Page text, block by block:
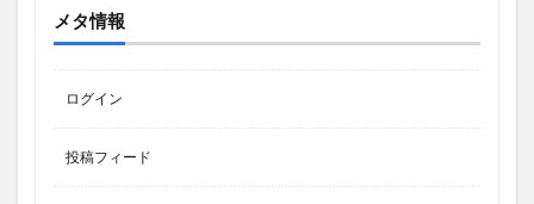
メタ情報
ログイン
投稿フィード